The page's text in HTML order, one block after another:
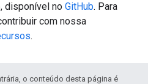
disponível no GitHub. Para
com nossa
.
o conteúdo desta página é